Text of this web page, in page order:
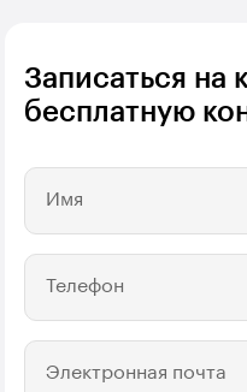
Записаться на
бесплатную
Имя
Телефон
Электронная почта